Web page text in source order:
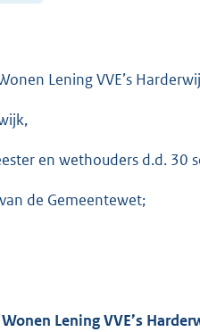
Lening VVE’s
en wethouders d.d. 30
de Gemeentewet;
LeningVVE’s